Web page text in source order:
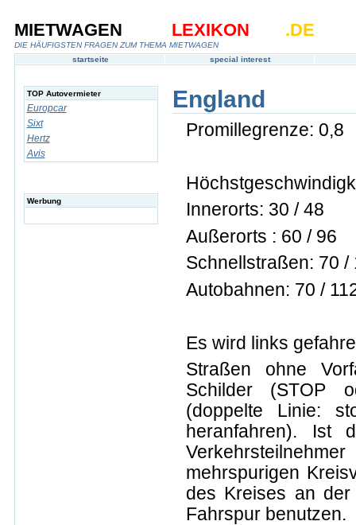
MIETWAGEN LEXIKON .DE
DIE HÄUFIGSTEN FRAGEN ZUM THEMA MIETWAGEN
startseite
special interest
TOP Autovermieter
Europcar
Sixt
Hertz
Avis
Werbung
England
Promillegrenze: 0,8
Innerorts: 30 / 48
Außerorts : 60 / 96
Schnellstraßen: 70 /
Autobahnen: 70 /
Es wird links
Straßen ohne
Schilder (STOP
(doppelte Linie:
heranfahren). Ist
mehrspurigen
des Kreises an
Fahrspur benutzen.